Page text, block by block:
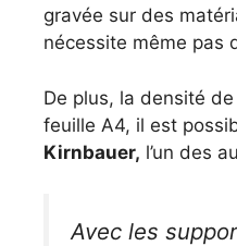
gravée sur des
nécessite même pas
De plus, la densité
feuille A4, il est
Kirnbauer, l’un des
Avec les